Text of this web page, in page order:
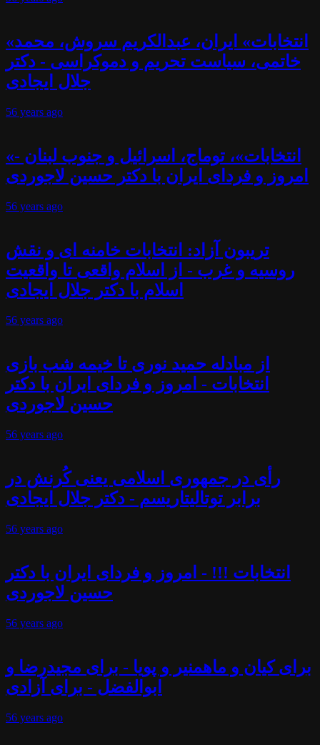
«انتخابات» ایران، عبدالکریم سروش، محمد
خاتمی، سیاست تحریم و دموکراسی - دکتر
جلال ایجادی
56 years ago
«انتخابات»، توماج، اسرائیل و جنوب لبنان -
امروز و فردای ایران با دکتر حسین لاجوردی
56 years ago
تریبون آزاد: انتخابات خامنه ای و نقش
روسیه و غرب - از اسلام واقعی تا واقعیت
اسلام با دکتر جلال ایجادی
56 years ago
از مبادله حمید نوری تا خیمه شب بازی
انتخابات - امروز و فردای ایران با دکتر
حسین لاجوردی
56 years ago
رأی در جمهوری اسلامی یعنی کُرنش در
برابر توتالیتاریسم - دکتر جلال ایجادی
56 years ago
انتخابات !!! - امروز و فردای ایران با دکتر
حسین لاجوردی
56 years ago
برای کیان و ماهمنیر و پویا - برای مجیدرضا و
ابوالفضل - برای آزادی
56 years ago